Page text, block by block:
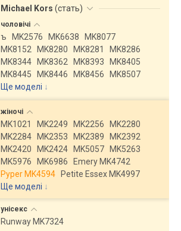
Michael Kors (стать)
чоловічі
ъ MK2576 MK6638
MK8077
MK8152
MK8280 MK8281
MK8286
MK8344
MK8362 MK8393
MK8405
MK8445
MK8446 MK8456
MK8507
Ще моделі ↓
жіночі
MK1021 MK2249 MK2256
MK2280
MK2284
MK2353 MK2389
MK2392
MK2420
MK2424 MK5057
MK5263
MK5976
MK6986
Emery MK4742
Pyper MK4594
Petite Essex MK4997
Ще моделі ↓
унісекс
Runway MK7324